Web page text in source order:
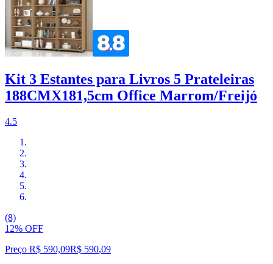
Kit 3 Estantes para Livros 5 Prateleiras
188CMX181,5cm Office Marrom/Freijó
4.5
(8)
12% OFF
Preço R$ 590,09R$ 590,09